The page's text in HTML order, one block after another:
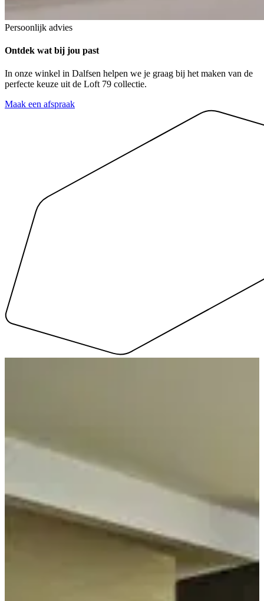
Persoonlijk advies
Ontdek wat bij jou past
In onze winkel in Dalfsen helpen we je graag bij het maken van de
perfecte keuze uit de Loft 79 collectie.
Maak een afspraak